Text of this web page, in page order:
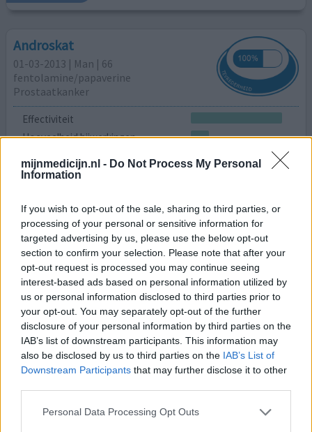
mijnmedicijn.nl - Do Not Process My Personal
Information
If you wish to opt-out of the sale, sharing to third parties, or
processing of your personal or sensitive information for
targeted advertising by us, please use the below opt-out
section to confirm your selection. Please note that after your
opt-out request is processed you may continue seeing
interest-based ads based on personal information utilized by
us or personal information disclosed to third parties prior to
your opt-out. You may separately opt-out of the further
disclosure of your personal information by third parties on the
IAB’s list of downstream participants. This information may
also be disclosed by us to third parties on the IAB’s List of
Downstream Participants that may further disclose it to other
Personal Data Processing Opt Outs
Androskat
01-03-2013 | Man | 66
fentolamine/papaverine
Prostaatkanker
Effectiviteit
Hoeveelheid bijwerkingen
ben in 1998 geopereerd aan mijn prostaat. na enige tijd
viagra geprobeerd te hebben zonder succes ben ik over
Gebruik 0,1ml per keer en de rest moet ik weggooien.
Mijn apotheker verkoop die naalden niet los . zijn er
anderen die het gebruikt en wel losse naalden kan
krijgen? ben benieuwd
geef mening 2 reacties
Androskat
22-02-2013 | Man | 65
fentolamine/papaverine
Erectiestoornis